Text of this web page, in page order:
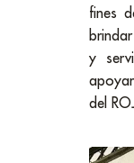
fines
y
del